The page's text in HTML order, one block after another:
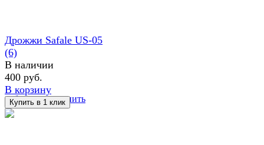
избранное сравнить
Дрожжи Safale US-05
(6)
В наличии
400 руб.
В корзину